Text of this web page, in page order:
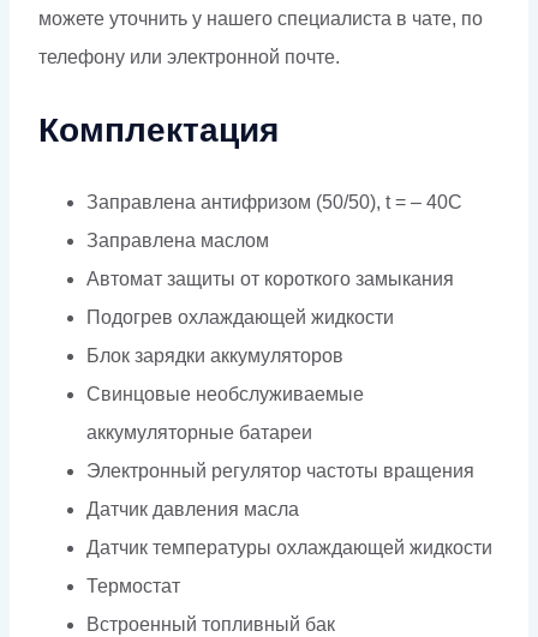
можете уточнить у нашего специалиста в чате, по
телефону или электронной почте.
Комплектация
Заправлена антифризом (50/50), t = – 40C
Заправлена маслом
Автомат защиты от короткого замыкания
Подогрев охлаждающей жидкости
Блок зарядки аккумуляторов
Свинцовые необслуживаемые
аккумуляторные батареи
Электронный регулятор частоты вращения
Датчик давления масла
Датчик температуры охлаждающей жидкости
Термостат
Встроенный топливный бак